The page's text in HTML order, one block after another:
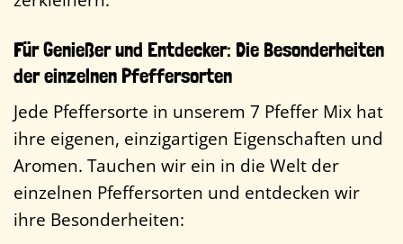
Für Genießer und Entdecker: Die Besonderheiten
der einzelnen Pfeffersorten
Jede Pfeffersorte in unserem 7 Pfeffer Mix hat
ihre eigenen, einzigartigen Eigenschaften und
Aromen. Tauchen wir ein in die Welt der
einzelnen Pfeffersorten und entdecken wir
ihre Besonderheiten: